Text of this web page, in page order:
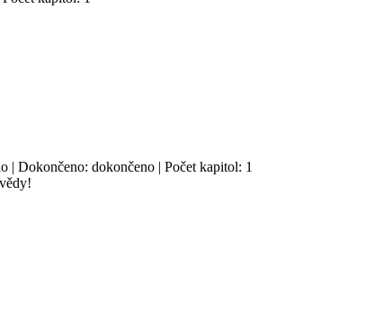
| Dokončeno: dokončeno | Počet kapitol: 1